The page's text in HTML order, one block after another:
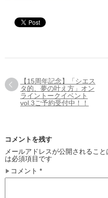
【15周年記念】「シエス
タ的、夢の叶え方」オン
ライントークイベント
vol.3ご予約受付中！！
コメントを残す
メールアドレスが公開されること
は必須項目です
コメント *